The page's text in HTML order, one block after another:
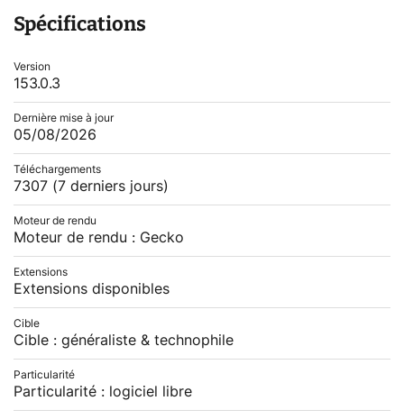
Spécifications
Version
153.0.3
Dernière mise à jour
05/08/2026
Téléchargements
7307 (7 derniers jours)
Moteur de rendu
Moteur de rendu : Gecko
Extensions
Extensions disponibles
Cible
Cible : généraliste & technophile
Particularité
Particularité : logiciel libre